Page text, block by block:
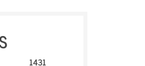
1431